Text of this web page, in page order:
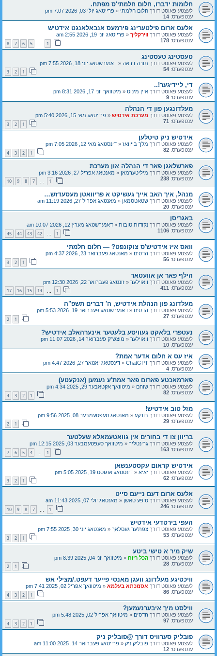
חלומות ידברו, חלום חלמתי'ס מפתח.
לעצטע פאוסט דורך חלום חלמתי « פרייטאג יולי 03, 2026 7:07 pm
ענטפערס: 14
אלעס ארום פילטערינג פירמעס אנבאלאנגט אידטיש
לעצטע פאוסט דורך ווירקליך « פרייטאג יוני 19, 2026 2:55 am
ענטפערס: 178
1
…
5
6
7
8
טעסטינג טעסטינג
לעצטע פאוסט דורך תורה ויראה « דאנערשטאג יוני 18, 2026 7:55 pm
ענטפערס: 54
1
2
3
די, ליידיגער!..
לעצטע פאוסט דורך איין מינוט « מיטוואך יוני 17, 2026 8:31 pm
ענטפערס: 9
מעלדונגען פון די הנהלה
לעצטע פאוסט דורך מערכת אידטיש « פרייטאג מאי 15, 2026 5:40 pm
ענטפערס: 71
1
2
3
אידטיש ניק טיטלען
לעצטע פאוסט דורך מלך בייוואז « דינסטאג מאי 12, 2026 7:05 pm
ענטפערס: 82
1
2
3
4
פארשלאגן פאר די הנהלה און מערכת
לעצטע פאוסט דורך מיליטערמאן « מאנטאג אפריל 27, 2026 3:16 pm
ענטפערס: 238
1
7
8
9
10
מנהל, איך האב אייך געשיקט א פריוואטן מעסעדזש…
לעצטע פאוסט דורך שטאטסמאן « מאנטאג אפריל 27, 2026 11:19 am
ענטפערס: 20
באגריסן
לעצטע פאוסט דורך נקודות טובות « דאנערשטאג מערץ 12, 2026 10:07 am
ענטפערס: 1106
1
…
42
43
44
45
וואס איז אידטיש'ס צוקונפט? — חלום חלמתי
לעצטע פאוסט דורך הדסים « מאנטאג פעברואר 23, 2026 4:37 pm
ענטפערס: 56
1
2
3
הילף פאר אן אוועטאר
לעצטע פאוסט דורך וואוילער « זונטאג פעברואר 22, 2026 12:30 pm
ענטפערס: 411
1
14
15
16
17
מעלדונג פון הנהלת אידטיש, ה' דברים תשפ"ה
לעצטע פאוסט דורך הדסים « דאנערשטאג פעברואר 19, 2026 5:53 pm
ענטפערס: 27
1
2
נעטפרי בלאקט געוויסע בלעטער אינערהאלב אידטיש?
לעצטע פאוסט דורך וואוילער « מוצש"ק פעברואר 14, 2026 11:07 pm
ענטפערס: 10
איז עס א חלום אדער אמת?
לעצטע פאוסט דורך ChatGPT
« דינסטאג יאנואר 27, 2026 4:47 pm
ענטפערס: 4
פארמאכטע פארום פאר אמת'ע נעמען (אנקעטע)
לעצטע פאוסט דורך שוהם « מיטוואך אקטאבער 29, 2025 4:34 pm
ענטפערס: 82
1
2
3
4
מזל טוב אידטיש!
לעצטע פאוסט דורך בודקע « מאנטאג סעפטעמבער 08, 2025 9:56 pm
ענטפערס: 29
1
2
בריוון צו די בחורים אין גוואטעמאלא שעלטער
לעצטע פאוסט דורך גרינטליך « מיטוואך סעפטעמבער 03, 2025 12:15 pm
ענטפערס: 163
1
…
4
5
6
7
אידטיש קראום עקסטענשאן
לעצטע פאוסט דורך יאיא « דינסטאג אוגוסט 19, 2025 5:05 pm
ענטפערס: 62
1
2
3
אלעס ארום דעם נייעם סייט
לעצטע פאוסט דורך טיפע טאשן « מאנטאג יולי 07, 2025 11:43 am
ענטפערס: 246
1
7
8
9
10
העפי בירטדעי אידטיש
לעצטע פאוסט דורך צפת'ער געסלאך « מאנטאג יוני 30, 2025 7:55 pm
ענטפערס: 53
1
2
3
שיק מיר א טישי ביטע
לעצטע פאוסט דורך הכל ריוח « מיטוואך יוני 04, 2025 8:39 pm
ענטפערס: 28
1
2
וויכטיגע מעלדונג וועגן מאנסי פייער דעפט./מצילי אש
לעצטע פאוסט דורך אסמכתא בעלמא « מיטוואך אפריל 02, 2025 7:41 pm
ענטפערס: 86
1
2
3
4
ווילסט מיך איבערנעמען?
לעצטע פאוסט דורך הדסים « מיטוואך אפריל 02, 2025 5:48 pm
ענטפערס: 97
1
2
3
4
פובליק סערוויס דורך @פובליק ניק
לעצטע פאוסט דורך פובליק ניק « פרייטאג פעברואר 14, 2025 11:00 am
ענטפערס: 12